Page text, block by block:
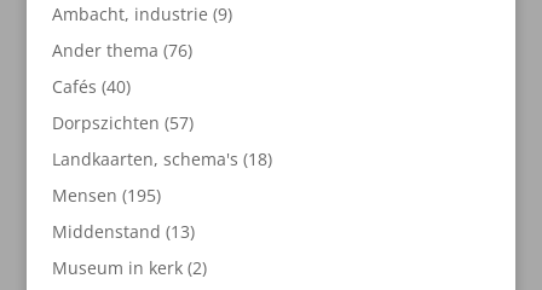
Ambacht, industrie 99
Ander thema 7676
Cafés 4040
producten
Dorpszichten 5757
producten
Landkaarten, schema's 1818
Mensen 195195
producten
Middenstand 1313
producten
Museum in kerk 22